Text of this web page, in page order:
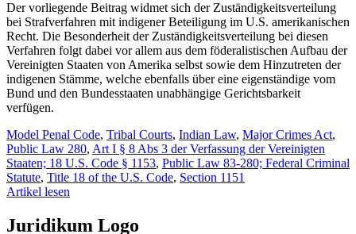
Der vorliegende Beitrag widmet sich der Zuständigkeitsverteilung
bei Strafverfahren mit indigener Beteiligung im U.S. amerikanischen
Recht. Die Besonderheit der Zuständigkeitsverteilung bei diesen
Verfahren folgt dabei vor allem aus dem föderalistischen Aufbau der
Vereinigten Staaten von Amerika selbst sowie dem Hinzutreten der
indigenen Stämme, welche ebenfalls über eine eigenständige vom
Bund und den Bundesstaaten unabhängige Gerichtsbarkeit
verfügen.
Model Penal Code, Tribal Courts, Indian Law, Major Crimes Act,
Public Law 280, Art I § 8 Abs 3 der Verfassung der Vereinigten
Staaten; 18 U.S. Code § 1153, Public Law 83-280; Federal Criminal
Statute, Title 18 of the U.S. Code, Section 1151
Artikel lesen
Juridikum Logo